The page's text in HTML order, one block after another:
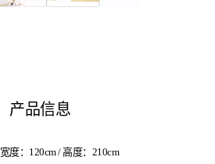
产品信息
宽度：120cm / 高度：210cm